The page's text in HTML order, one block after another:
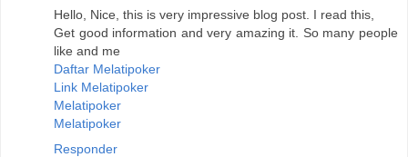
Hello, Nice, this is very impressive blog post. I read this,
Get good information and very amazing it. So many people
like and me
Daftar Melatipoker
Link Melatipoker
Melatipoker
Melatipoker
Responder